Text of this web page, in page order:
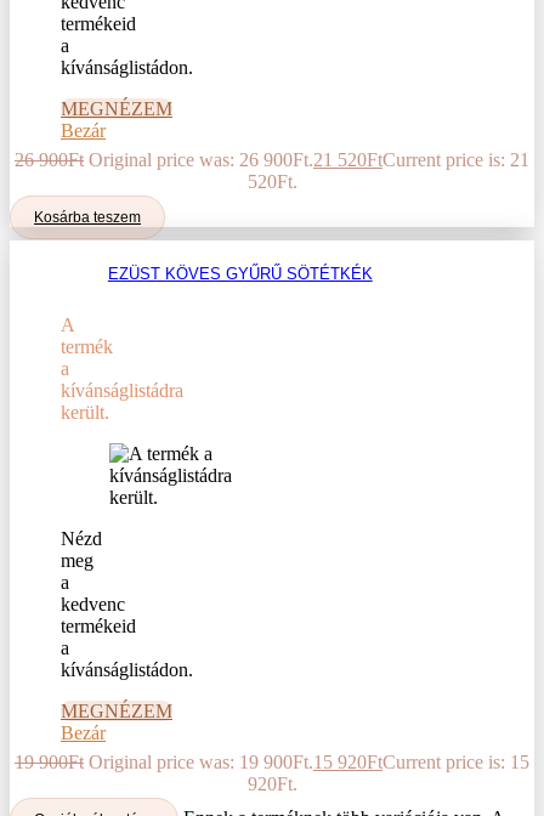
termékeid
a
kívánságlistádon.
MEGNÉZEM
Bezár
26 900Ft Original price was: 26 900Ft.21 520FtCurrent price is: 21
520Ft.
Kosárba teszem
EZÜST KÖVES GYŰRŰ SÖTÉTKÉK
A
termék
a
kívánságlistádra
került.
Nézd
meg
a
kedvenc
termékeid
a
kívánságlistádon.
MEGNÉZEM
Bezár
19 900Ft Original price was: 19 900Ft.15 920FtCurrent price is: 15
920Ft.